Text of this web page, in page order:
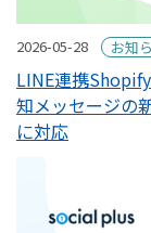
2026-05-28 お知
LINE連携
知メッセージの
に対応